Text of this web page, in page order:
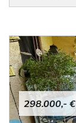
298.000,- €